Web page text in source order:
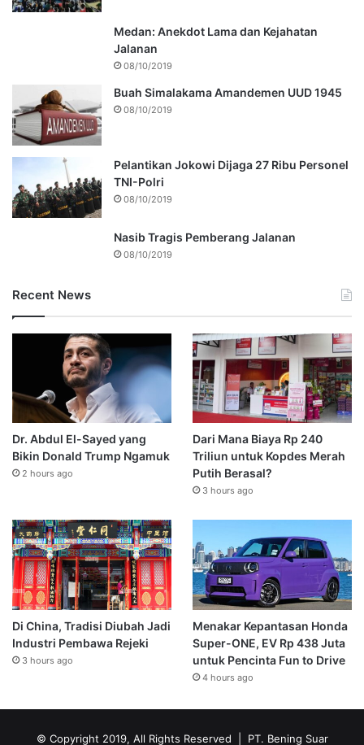
Medan: Anekdot Lama dan Kejahatan
Jalanan
08/10/2019
Buah Simalakama Amandemen UUD 1945
08/10/2019
Pelantikan Jokowi Dijaga 27 Ribu Personel
TNI-Polri
08/10/2019
Nasib Tragis Pemberang Jalanan
08/10/2019
Recent News
Dr. Abdul El-Sayed yang
Bikin Donald Trump Ngamuk
2 hours ago
Dari Mana Biaya Rp 240
Triliun untuk Kopdes Merah
Putih Berasal?
3 hours ago
Di China, Tradisi Diubah Jadi
Industri Pembawa Rejeki
3 hours ago
Menakar Kepantasan Honda
Super-ONE, EV Rp 438 Juta
untuk Pencinta Fun to Drive
4 hours ago
© Copyright 2019, All Rights Reserved | PT. Bening Suar